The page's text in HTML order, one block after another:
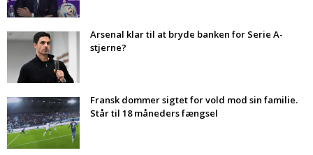
Arsenal klar til at bryde banken for Serie A-
stjerne?
Fransk dommer sigtet for vold mod sin familie.
Står til 18 måneders fængsel